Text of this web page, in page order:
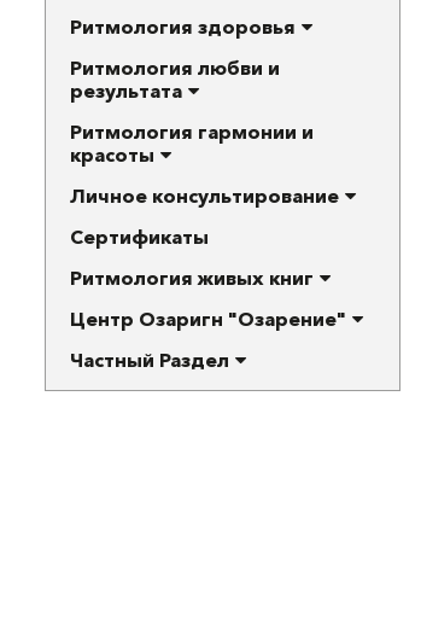
Ритмология здоровья
Ритмология любви и
результата
Ритмология гармонии и
красоты
Личное консультирование
Сертификаты
Ритмология живых книг
Центр Озаригн "Озарение"
Частный Раздел